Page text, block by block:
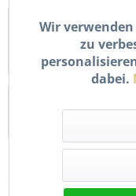
Beschreibung
70ccm Zylinder Satz
Aluminium Dieser
Bewertungen lesen,
Kunden haben sich
Wir
zu
dabei.